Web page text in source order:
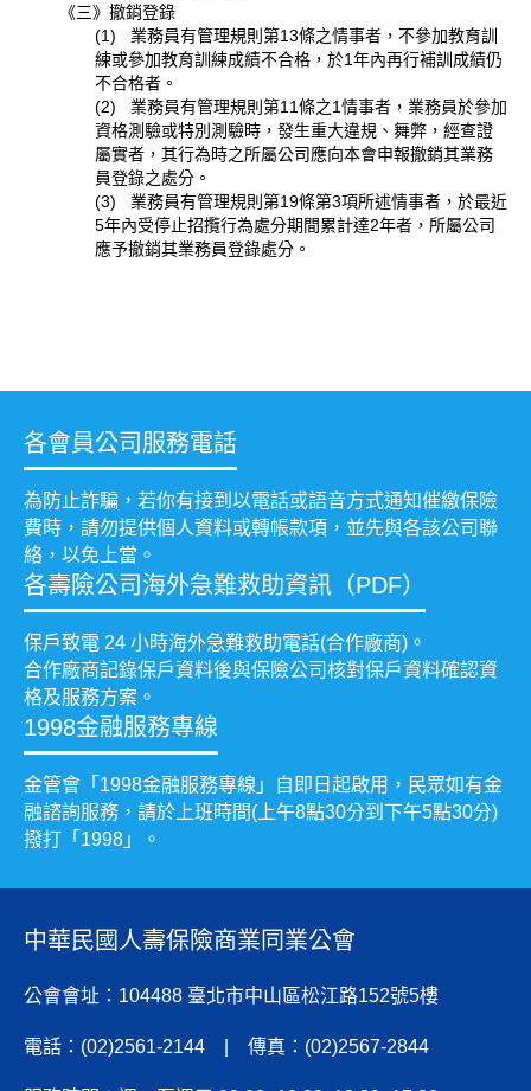
《三》撤銷登錄
(1) 業務員有管理規則第13條之情事者，不參加教育訓
練或參加教育訓練成績不合格，於1年內再行補訓成績仍
不合格者。
(2) 業務員有管理規則第11條之1情事者，業務員於參加
資格測驗或特別測驗時，發生重大違規、舞弊，經查證
屬實者，其行為時之所屬公司應向本會申報撤銷其業務
員登錄之處分。
(3) 業務員有管理規則第19條第3項所述情事者，於最近
5年內受停止招攬行為處分期間累計達2年者，所屬公司
應予撤銷其業務員登錄處分。
各會員公司服務電話
為防止詐騙，若你有接到以電話或語音方式通知催繳保險
費時，請勿提供個人資料或轉帳款項，並先與各該公司聯
絡，以免上當。
各壽險公司海外急難救助資訊（PDF）
保戶致電 24 小時海外急難救助電話(合作廠商)。
合作廠商記錄保戶資料後與保險公司核對保戶資料確認資
格及服務方案。
1998金融服務專線
金管會「1998金融服務專線」自即日起啟用，民眾如有金
融諮詢服務，請於上班時間(上午8點30分到下午5點30分)
撥打「1998」。
中華民國人壽保險商業同業公會
公會會址：104488 臺北市中山區松江路152號5樓
電話：(02)2561-2144 | 傳真：(02)2567-2844